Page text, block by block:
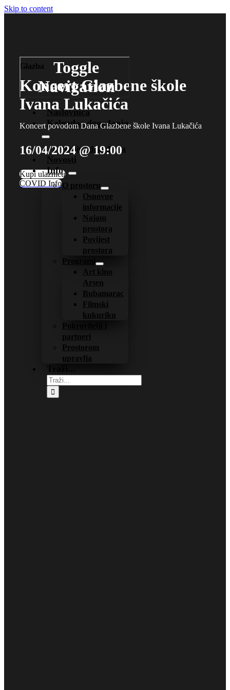
Skip to content
Toggle
Navigation
Naslovnica
Kalendar događanja
Arhiva događanja
Novosti
Info
O prostoru
Osnovne
informacije
Najam
prostora
Povijest
prostora
Programi
Art kino
Arsen
Bubamarac
Filmski
kukuriku
Pokrovitelji i
partneri
Prostorom
upravlja
Glazba
Koncert Glazbene škole
Ivana Lukačića
Koncert povodom Dana Glazbene škole Ivana Lukačića
16/04/2024 @ 19:00
Kupi ulaznicu
COVID Info